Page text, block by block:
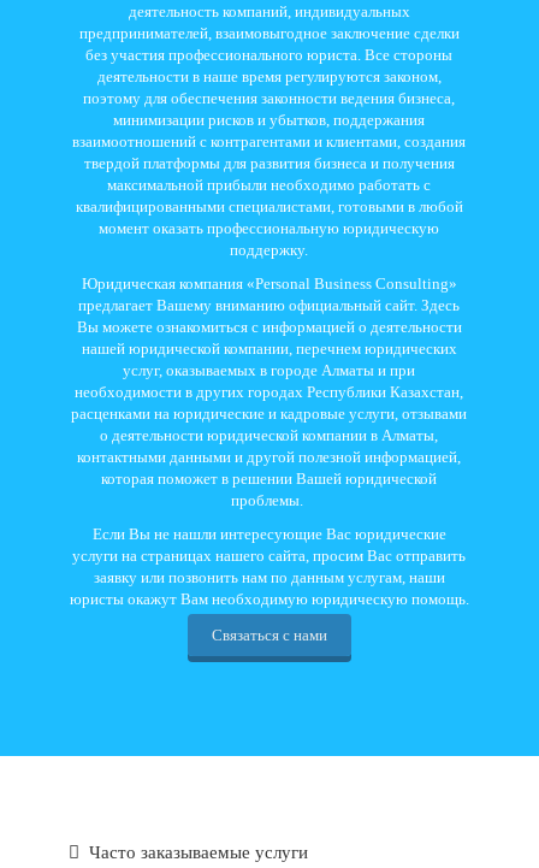
деятельность компаний, индивидуальных
предпринимателей, взаимовыгодное заключение сделки
без участия профессионального юриста. Все стороны
деятельности в наше время регулируются законом,
поэтому для обеспечения законности ведения бизнеса,
минимизации рисков и убытков, поддержания
взаимоотношений с контрагентами и клиентами, создания
твердой платформы для развития бизнеса и получения
максимальной прибыли необходимо работать с
квалифицированными специалистами, готовыми в любой
момент оказать профессиональную юридическую
поддержку.
Юридическая компания «Personal Business Consulting»
предлагает Вашему вниманию официальный сайт. Здесь
Вы можете ознакомиться с информацией о деятельности
нашей юридической компании, перечнем юридических
услуг, оказываемых в городе Алматы и при
необходимости в других городах Республики Казахстан,
расценками на юридические и кадровые услуги, отзывами
о деятельности юридической компании в Алматы,
контактными данными и другой полезной информацией,
которая поможет в решении Вашей юридической
проблемы.
Если Вы не нашли интересующие Вас юридические
услуги на страницах нашего сайта, просим Вас отправить
заявку или позвонить нам по данным услугам, наши
юристы окажут Вам необходимую юридическую помощь.
Связаться с нами
Часто заказываемые услуги